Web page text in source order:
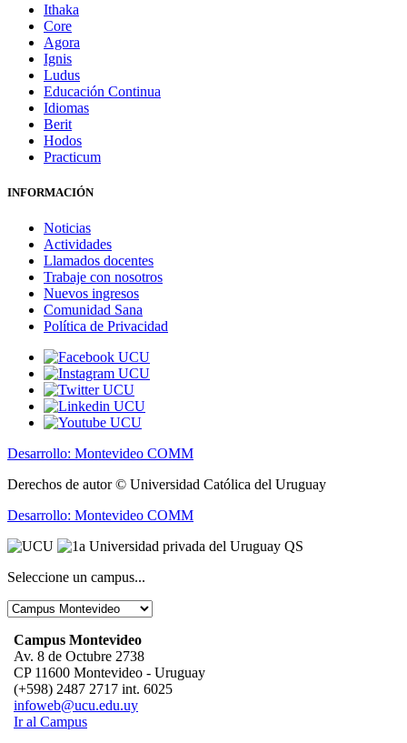
Ithaka
Core
Agora
Ignis
Ludus
Educación Continua
Idiomas
Berit
Hodos
Practicum
INFORMACIÓN
Noticias
Actividades
Llamados docentes
Trabaje con nosotros
Nuevos ingresos
Comunidad Sana
Política de Privacidad
Desarrollo: Montevideo COMM
Derechos de autor © Universidad Católica del Uruguay
Desarrollo: Montevideo COMM
Seleccione un campus...
Campus Montevideo
Av. 8 de Octubre 2738
CP 11600 Montevideo - Uruguay
(+598) 2487 2717 int. 6025
infoweb@ucu.edu.uy
Ir al Campus